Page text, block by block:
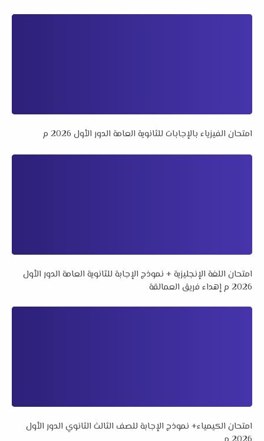
امتحان الفيزياء بالإجابات للثانوية العامة الدور الأول 2026 م
امتحان اللغة الإنجليزية + نموذج الإجابة للثانوية العامة الدور الأول
2026 م إهداء فريق العمالقة
امتحان الكيمياء+ نموذج الإجابة للصف الثالث الثانوي الدور الأول